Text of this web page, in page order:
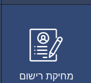
מחיקת רישום